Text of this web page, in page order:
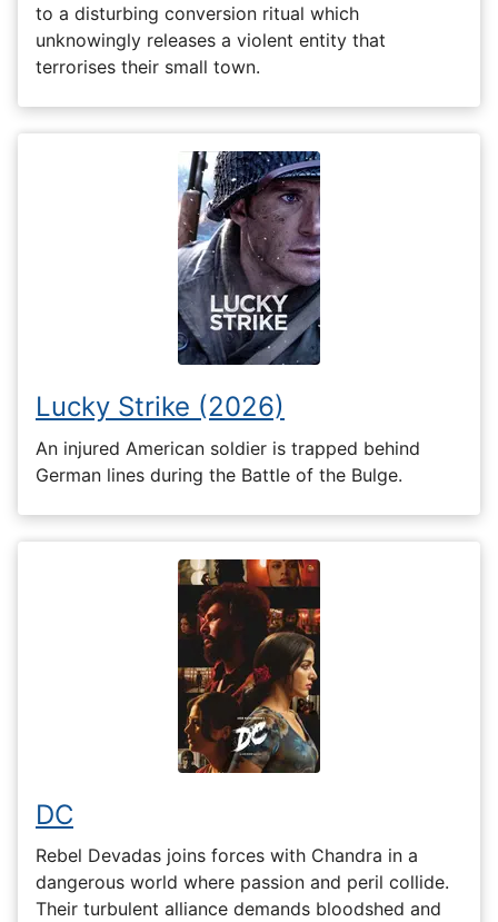
to a disturbing conversion ritual which
unknowingly releases a violent entity that
terrorises their small town.
Lucky Strike (2026)
An injured American soldier is trapped behind
German lines during the Battle of the Bulge.
DC
Rebel Devadas joins forces with Chandra in a
dangerous world where passion and peril collide.
Their turbulent alliance demands bloodshed and